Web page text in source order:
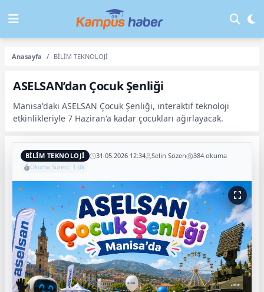
Anasayfa BİLİM TEKNOLOJİ
ASELSAN’dan Çocuk Şenliği
Manisa'daki ASELSAN Çocuk Şenliği, interaktif teknoloji
etkinlikleriyle 7 Haziran'a kadar çocukları ağırlayacak.
BİLİM TEKNOLOJİ 31.05.2026 12:34 Selin Sözen 384 okuma
Okuma Süresi: 1 dk